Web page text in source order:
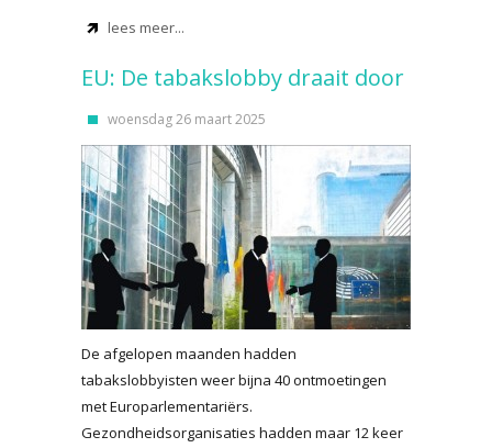
lees meer...
EU: De tabakslobby draait door
woensdag 26 maart 2025
De afgelopen maanden hadden
tabakslobbyisten weer bijna 40 ontmoetingen
met Europarlementariërs.
Gezondheidsorganisaties hadden maar 12 keer